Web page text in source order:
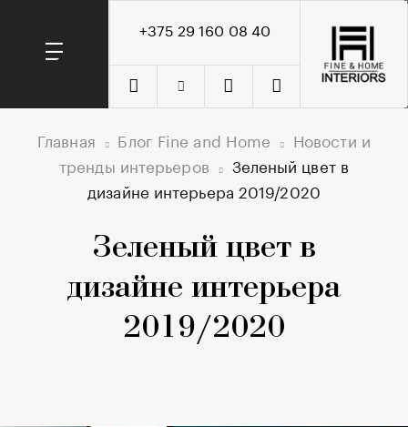
+375 29 160 08 40
Главная Блог Fine and Home
Новости и
тренды интерьеров
Зеленый цвет в
дизайне интерьера 2019/2020
Зеленый цвет в
дизайне интерьера
2019/2020